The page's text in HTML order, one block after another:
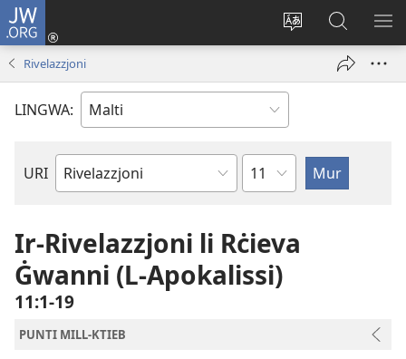
JW.ORG
Biddel
lingwa
Illoggja
(opens
Fittex
f’JW.ORG
Rivelazzjoni
LINGWA:
URI
Ktieb
Bibbja
Kapitlu
Ir-Rivelazzjoni li Rċieva
Ġwanni (L-Apokalissi)
11:1-19
PUNTI MILL-KTIEB